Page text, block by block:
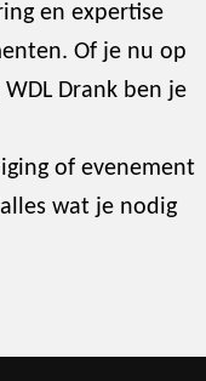
en expertise
Of je nu op
Drank ben je
of evenement
wat je nodig